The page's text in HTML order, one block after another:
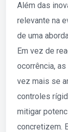
Além das
relevante na
de uma
Em vez de
ocorrência,
vez mais se
controles
mitigar
concretizem.